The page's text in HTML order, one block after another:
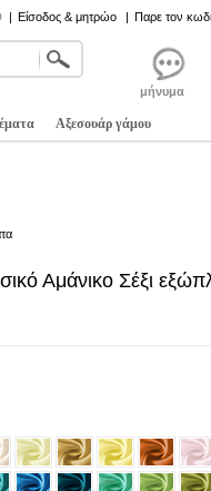
| Είσοδος & μητρώο | Παρε τον
μήνυμα
Αξεσουάρ γάμου
Αμάνικο Σέξι